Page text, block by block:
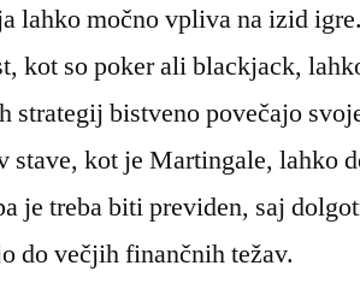
lahko močno vpliva na izid
kot so poker ali blackjack,
strategij bistveno povečajo
stave, kot je Martingale, lahko
je treba biti previden, saj
do večjih finančnih težav.